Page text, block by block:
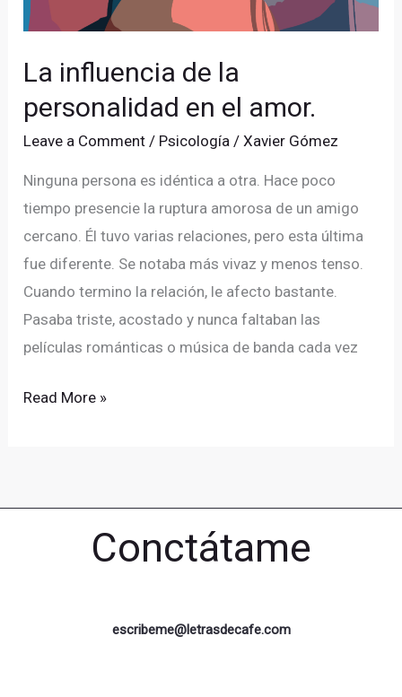
La influencia de la
personalidad en el amor.
Leave a Comment / Psicología /Xavier Gómez
Ninguna persona es idéntica a otra. Hace poco
tiempo presencie la ruptura amorosa de un amigo
cercano. Él tuvo varias relaciones, pero esta última
fue diferente. Se notaba más vivaz y menos tenso.
Cuando termino la relación, le afecto bastante.
Pasaba triste, acostado y nunca faltaban las
películas románticas o música de banda cada vez
amor.
Read More »
Conctátame
escribeme@letrasdecafe.com